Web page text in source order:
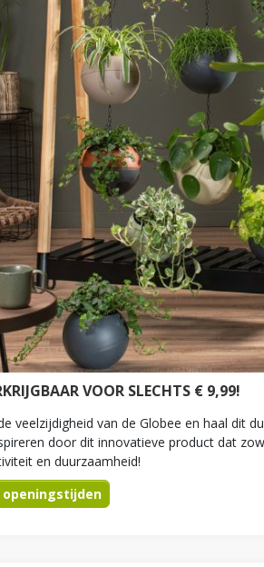
VOOR SLECHTS € 9,99!
veelzijdigheid van de Globee en haal dit
door dit innovatieve product dat
en duurzaamheid!
openingstijden